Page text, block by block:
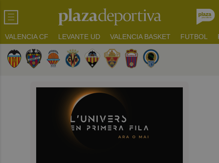
VALENCIA CF LEVANTE UD VALENCIA BASKET FUTBOL